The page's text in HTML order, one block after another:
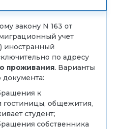
закону N 163 от
миграционный учет
иностранный
по адресу
проживания. Варианты
к
гостиницы, общежития,
студент;
собственника